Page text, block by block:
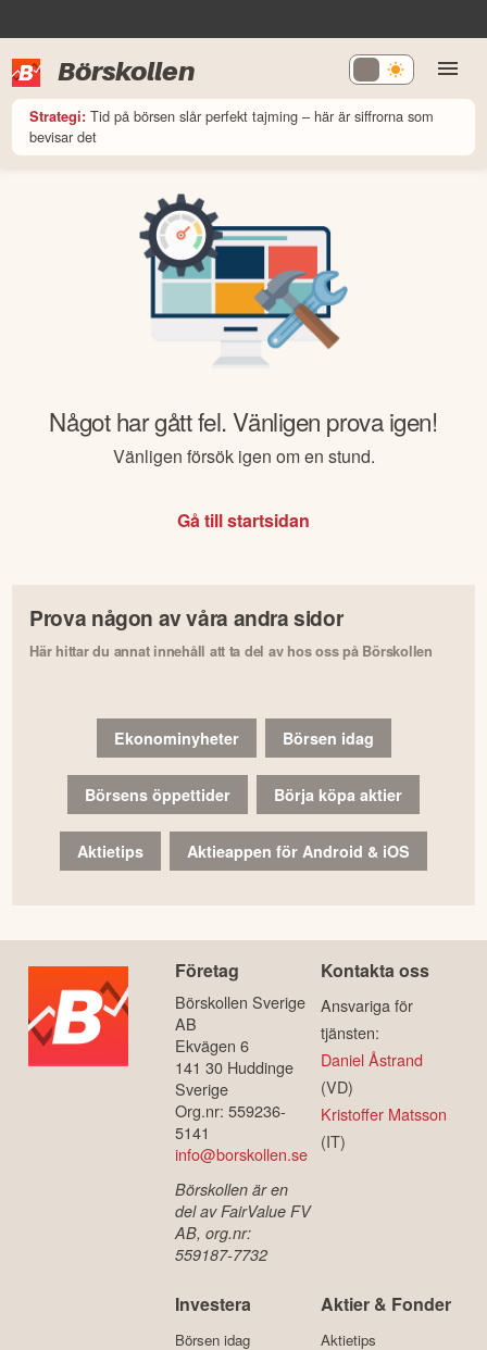
Börskollen
Strategi: Tid på börsen slår perfekt tajming – här är siffrorna som
bevisar det
Något har gått fel. Vänligen prova igen!
Vänligen försök igen om en stund.
Gå till startsidan
Prova någon av våra andra sidor
Här hittar du annat innehåll att ta del av hos oss på Börskollen
Ekonominyheter Börsen idag
Börsens öppettider Börja köpa aktier
Aktietips Aktieappen för Android & iOS
Företag
Börskollen Sverige
AB
Ekvägen 6
141 30 Huddinge
Sverige
Org.nr: 559236-
5141
info@borskollen.se
Börskollen är en
del av FairValue FV
AB, org.nr:
559187-7732
Kontakta oss
Ansvariga för
tjänsten:
Daniel Åstrand
(VD)
Kristoffer Matsson
(IT)
Investera
Börsen idag
Aktier & Fonder
Aktietips